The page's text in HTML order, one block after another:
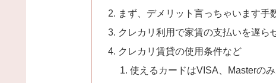
まず、デメリット言っちゃいます手
クレカリ利用で家賃の支払いを遅ら
クレカリ賃貸の使用条件など
使えるカードはVISA、Masterの